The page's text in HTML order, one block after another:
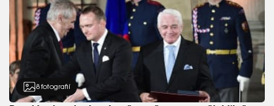
8 fotografií